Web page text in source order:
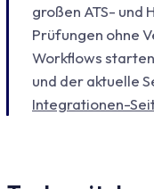
großen ATS- und
Prüfungen ohne
Workflows
und der aktuelle
Integrationen-